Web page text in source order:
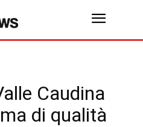
Caudina
di qualità